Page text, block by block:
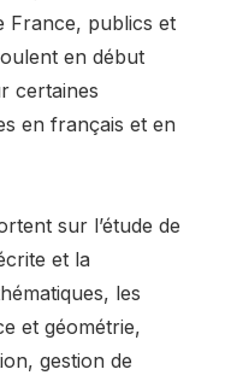
France, publics et
en début
certaines
en français et en
sur l’étude de
et la
les
et géométrie,
gestion de